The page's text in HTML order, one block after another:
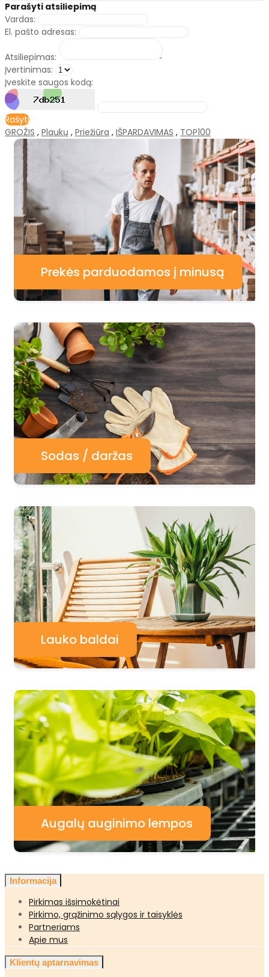
Parašyti atsiliepimą
Vardas:
El. pašto adresas:
Atsiliepimas:
Įvertinimas:
Įveskite saugos kodą:
Rašyti
GROŽIS , Plaukų , Priežiūra , IŠPARDAVIMAS , TOP100
Prekės parduodamos į minusą
Sodas / daržas
Lauko baldai
Augalų auginimo lempos
Informacija
Pirkimas išsimokėtinai
Pirkimo, grąžinimo sąlygos ir taisyklės
Partneriams
Apie mus
Klientų aptarnavimas